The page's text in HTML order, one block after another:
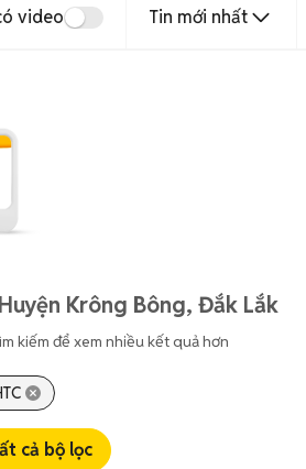
video Tin mới nhất
Krông Bông, Đắk Lắk
kiếm để xem nhiều kết quả hơn
cả bộ lọc